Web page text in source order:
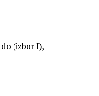
(izbor I),